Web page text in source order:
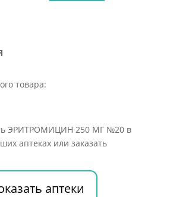
товара:
ЭРИТРОМИЦИН 250 МГ №20 в
аптеках или заказать
аптеки